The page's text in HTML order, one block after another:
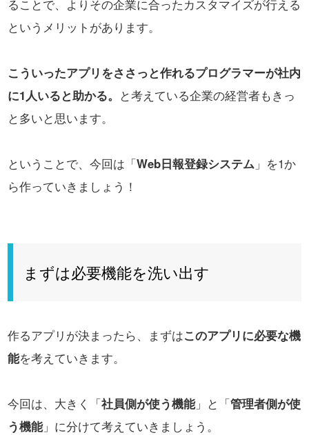
ることで、よりその企業に合ったカスタマイズが行える
というメリットがあります。
こういったアプリをささっと作れるプログラマーが社内
に1人いると助かる。 と考えている企業の経営者もきっ
と多いと思います。
ということで、今回は「Web日報登録システム 」を1か
ら作っていきましょう！
まずは必要機能を洗い出す
作るアプリが決まったら、まずはこのアプリに必要な機
能を考えていきます。
今回は、大きく「社員側が使う機能」と「管理者側が使
う機能」に分けて考えていきましょう。